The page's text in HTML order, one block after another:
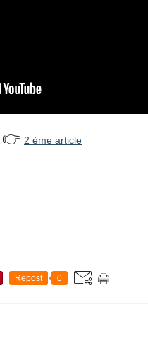
👉 2 ème article
Repost 0